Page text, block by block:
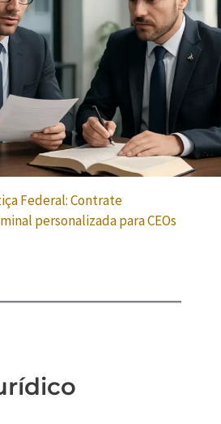
Federal: Contrate
personalizada para CEOs